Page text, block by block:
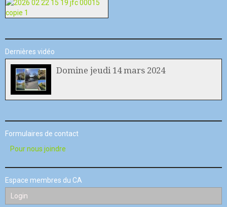
Dernières vidéo
Domine jeudi 14 mars 2024
Formulaires de contact
Pour nous joindre
Espace membres du CA